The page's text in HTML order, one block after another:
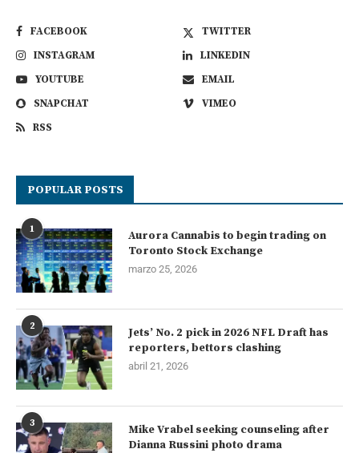
FACEBOOK
TWITTER
INSTAGRAM
LINKEDIN
YOUTUBE
EMAIL
SNAPCHAT
VIMEO
RSS
POPULAR POSTS
1
Aurora Cannabis to begin trading on
Toronto Stock Exchange
marzo 25, 2026
2
Jets’ No. 2 pick in 2026 NFL Draft has
reporters, bettors clashing
abril 21, 2026
3
Mike Vrabel seeking counseling after
Dianna Russini photo drama